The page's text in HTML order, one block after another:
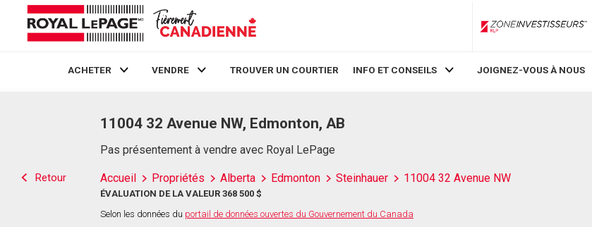
ACHETER VENDRE TROUVER UN COURTIER INFO ET CONSEILS JOIGNEZ-VOUS À NOUS
Retour
11004 32 Avenue NW, Edmonton, AB
Pas présentement à vendre avec Royal LePage
Accueil Propriétés Alberta Edmonton Steinhauer 11004 32 Avenue NW
ÉVALUATION DE LA VALEUR 368 500 $
Selon les données du portail de données ouvertes du Gouvernement du Canada